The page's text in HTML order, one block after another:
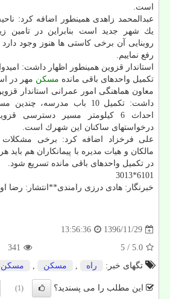
است.
عبدالمحمد زاهدی همینطور اضافه كرد:
یك شهر جدید است بنابراین در تامین
روبنایی آن برخی كاستی ها هنوز وجود دارد
رفع نماییم.
استاندار قزوین همینطور اظهار داشت:
تكمیل واحدهای باقی مانده مسكن مهر در
معاون هماهنگی امور عمرانی استاندار
داشت: تكمیل 10 باب مدرسه،
احداث 6 كیلومتر مسیر دسترسی
درخواستهای ساكنان این شهرك است.
علی فرخزاد اضافه كرد: برخی مشكلات
مالكان و هیات مدیره با پیمانكاران هم باید
در تكمیل واحدهای باقی مانده تسریع شود.
6101*3013
خبرنگار: هادی درزی رامندی**انتشار: رضا
1396/11/29
13:56:36
5.0
/ 5
341
تگهای خبر:
راه , مسكن , مسكن
این مطلب را می پسندید؟ (1)